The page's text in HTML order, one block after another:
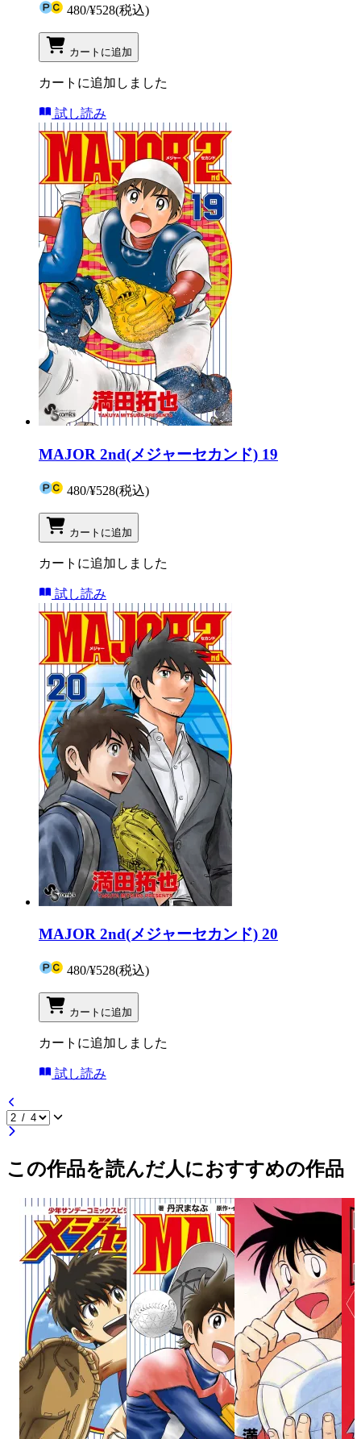
480/¥528(税込)
カートに追加
カートに追加しました
試し読み
MAJOR 2nd(メジャーセカンド) 19
480/¥528(税込)
カートに追加
カートに追加しました
試し読み
MAJOR 2nd(メジャーセカンド) 20
480/¥528(税込)
カートに追加
カートに追加しました
試し読み
この作品を読んだ人におすすめの作品